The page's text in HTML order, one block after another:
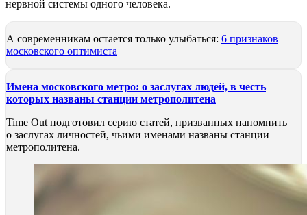
нервной системы одного человека.
А современникам остается только улыбаться: 6 признаков
московского оптимиста
Имена московского метро: о заслугах людей, в честь
которых названы станции метрополитена
Time Out подготовил серию статей, призванных напомнить
о заслугах личностей, чьими именами названы станции
метрополитена.